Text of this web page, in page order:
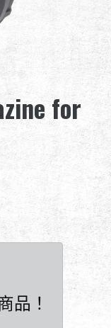
日本語
for
品！